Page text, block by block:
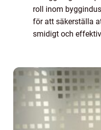
roll inom
för att säkerställa
smidigt och